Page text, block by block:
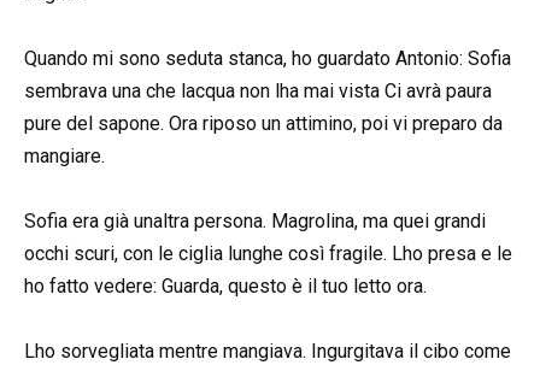
Quando mi sono seduta stanca, ho guardato Antonio: Sofia
sembrava una che lacqua non lha mai vista Ci avrà paura
pure del sapone. Ora riposo un attimino, poi vi preparo da
mangiare.
Sofia era già unaltra persona. Magrolina, ma quei grandi
occhi scuri, con le ciglia lunghe così fragile. Lho presa e le
ho fatto vedere: Guarda, questo è il tuo letto ora.
Lho sorvegliata mentre mangiava. Ingurgitava il cibo come